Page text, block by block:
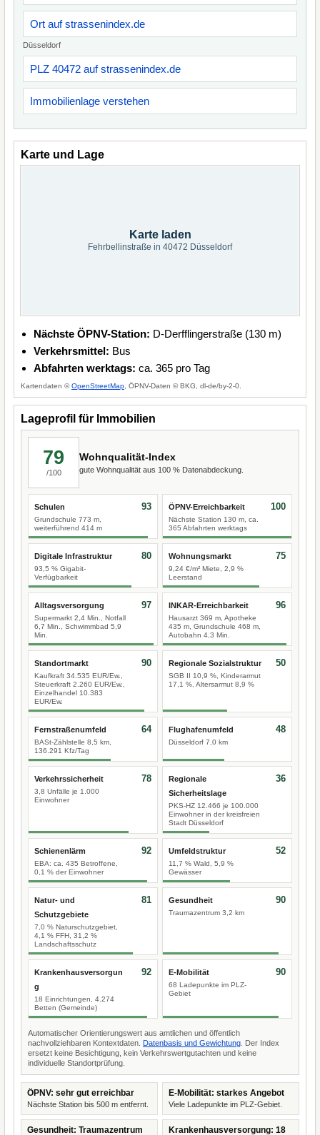
Ort auf strassenindex.de
Düsseldorf
PLZ 40472 auf strassenindex.de
Immobilienlage verstehen
Karte und Lage
Karte laden
Fehrbellinstraße in 40472 Düsseldorf
Nächste ÖPNV-Station: D-Derfflingerstraße (130 m)
Verkehrsmittel: Bus
Abfahrten werktags: ca. 365 pro Tag
Kartendaten ©OpenStreetMap , ÖPNV-Daten © BKG, dl-de/by-2-0.
Lageprofil für Immobilien
79
/100
Wohnqualität-Index
gute Wohnqualität aus 100 % Datenabdeckung.
Schulen
Grundschule 773 m,
weiterführend 414 m
93 ÖPNV-Erreichbarkeit
Nächste Station 130 m, ca.
365 Abfahrten werktags
100
Digitale Infrastruktur
93,5 % Gigabit-
Verfügbarkeit
80 Wohnungsmarkt
9,24 €/m² Miete, 2,9 %
Leerstand
75
Alltagsversorgung
Supermarkt 2,4 Min., Notfall
6,7 Min., Schwimmbad 5,9
Min.
97 INKAR-Erreichbarkeit
Hausarzt 369 m, Apotheke
435 m, Grundschule 468 m,
Autobahn 4,3 Min.
96
Standortmarkt
Kaufkraft 34.535 EUR/Ew.,
Steuerkraft 2.260 EUR/Ew.,
Einzelhandel 10.383
EUR/Ew.
90 Regionale Sozialstruktur
SGB II 10,9 %, Kinderarmut
17,1 %, Altersarmut 8,9 %
50
Fernstraßenumfeld
BASt-Zählstelle 8,5 km,
136.291 Kfz/Tag
64 Flughafenumfeld
Düsseldorf 7,0 km
48
Verkehrssicherheit
3,8 Unfälle je 1.000
Einwohner
78
Regionale
Sicherheitslage
PKS-HZ 12.466 je 100.000
Einwohner in der kreisfreien
Stadt Düsseldorf
36
Schienenlärm
EBA: ca. 435 Betroffene,
0,1 % der Einwohner
92 Umfeldstruktur
11,7 % Wald, 5,9 %
Gewässer
52
Natur- und
Schutzgebiete
7,0 % Naturschutzgebiet,
4,1 % FFH, 31,2 %
Landschaftsschutz
81 Gesundheit
Traumazentrum 3,2 km
90
Krankenhausversorgun
g
18 Einrichtungen, 4.274
Betten (Gemeinde)
92 E-Mobilität
68 Ladepunkte im PLZ-
Gebiet
90
Automatischer Orientierungswert aus amtlichen und öffentlich
nachvollziehbaren Kontextdaten. Datenbasis und Gewichtung . Der Index
ersetzt keine Besichtigung, kein Verkehrswertgutachten und keine
individuelle Standortprüfung.
ÖPNV: sehr gut erreichbar
Nächste Station bis 500 m entfernt.
E-Mobilität: starkes Angebot
Viele Ladepunkte im PLZ-Gebiet.
Gesundheit: Traumazentrum Krankenhausversorgung: 18